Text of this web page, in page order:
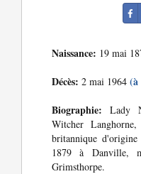
Naissance: 19 mai
Décès: 2 mai 1964(à
Biographie: Lady
Witcher
britannique
1879 à Danville,
Grimsthorpe.